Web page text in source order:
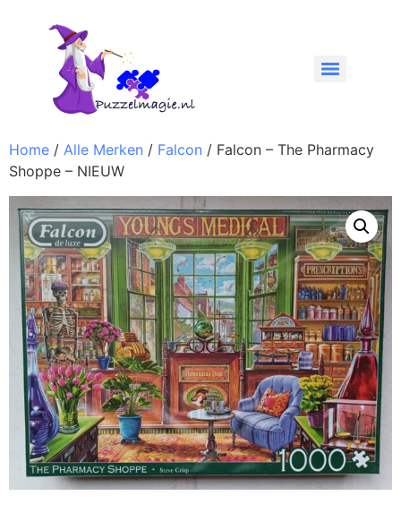
Home / Alle Merken / Falcon / Falcon – The Pharmacy
Shoppe – NIEUW